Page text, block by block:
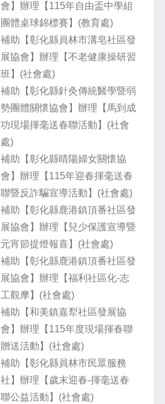
會】辦理【115年自由盃中學組
團體桌球錦標賽】(教育處)
補助【彰化縣員林市溝皂社區發
展協會】辦理【不老健康操研習
班】(社會處)
補助【彰化縣針灸傳統醫學暨弱
勢團體關懷協會】辦理【馬到成
功現場揮毫送春聯活動】(社會
處)
補助【彰化縣晴陽婦女關懷協
會】辦理【115年迎春揮毫送春
聯暨反詐騙宣導活動】(社會處)
補助【彰化縣鹿港鎮頂番社區發
展協會】辦理【兒少保護宣導暨
元宵節提燈報喜】(社會處)
補助【彰化縣鹿港鎮頂番社區發
展協會】辦理【福利社區化-志
工觀摩】(社會處)
補助【和美鎮嘉犁社區發展協
會】辦理【115年度現場揮春聯
贈送活動】(社會處)
補助【彰化縣員林市民眾服務
社】辦理【歲末迎春-揮毫送春
聯公益活動】(社會處)